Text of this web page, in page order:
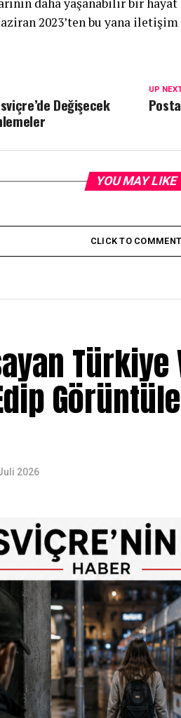
2023’ten bu yana
UP
Değişecek
YOU MAY LIKE
CLICK TO COMMENT
Türkiye
2026